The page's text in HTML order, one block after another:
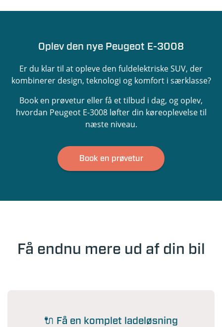
Oplev den nye Peugeot E-3008
Er du klar til at opleve den fuldelektriske SUV, der
kombinerer design, teknologi og komfort i særklasse?
Book en prøvetur eller få et tilbud i dag, og oplev,
hvordan Peugeot E-3008 løfter din køreoplevelse til
næste niveau.
Book en prøvetur
Få endnu mere ud af din bil
🔌 Få en komplet ladeløsning